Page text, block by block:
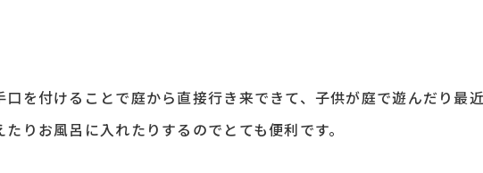
を付けることで庭から直接行き来できて、子供が庭で遊んだり最
りお風呂に入れたりするのでとても便利です。